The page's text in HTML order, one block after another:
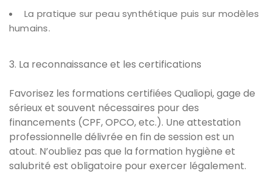
La pratique sur peau synthétique puis sur modèles
humains.
3. La reconnaissance et les certifications
Favorisez les formations certifiées Qualiopi, gage de
sérieux et souvent nécessaires pour des
financements (CPF, OPCO, etc.). Une attestation
professionnelle délivrée en fin de session est un
atout. N’oubliez pas que la formation hygiène et
salubrité est obligatoire pour exercer légalement.